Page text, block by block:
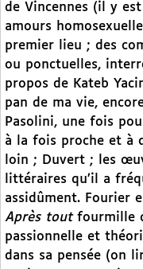
de Vincennes (il y
amours
premier lieu ; des
ou ponctuelles,
propos de Kateb
pan de ma vie,
Pasolini, une fois
à la fois proche et à
loin ; Duvert ; les
littéraires qu’il a
assidûment. Fourier
Après toutfourmille
passionnelle et
dans sa pensée (on